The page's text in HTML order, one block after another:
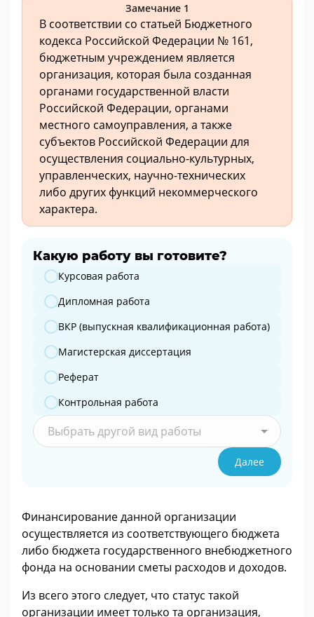
Замечание 1
В соответствии со статьей Бюджетного
кодекса Российской Федерации № 161,
бюджетным учреждением является
организация, которая была созданная
органами государственной власти
Российской Федерации, органами
местного самоуправления, а также
субъектов Российской Федерации для
осуществления социально-культурных,
управленческих, научно-технических
либо других функций некоммерческого
характера.
Какую работу вы готовите?
Какую работу вы готовите?
Курсовая работа
Дипломная работа
ВКР (выпускная квалификационная работа)
Магистерская диссертация
Реферат
Контрольная работа
Выбрать другой вид работы
Далее
Финансирование данной организации
осуществляется из соответствующего бюджета
либо бюджета государственного внебюджетного
фонда на основании сметы расходов и доходов.
Из всего этого следует, что статус такой
организации имеет только та организация,